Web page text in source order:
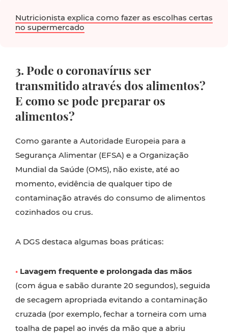
Nutricionista explica como fazer as escolhas certas
no supermercado
3. Pode o coronavírus ser
transmitido através dos alimentos?
E como se pode preparar os
alimentos?
Como garante a Autoridade Europeia para a
Segurança Alimentar (EFSA) e a Organização
Mundial da Saúde (OMS), não existe, até ao
momento, evidência de qualquer tipo de
contaminação através do consumo de alimentos
cozinhados ou crus.
A DGS destaca algumas boas práticas:
• Lavagem frequente e prolongada das mãos
(com água e sabão durante 20 segundos), seguida
de secagem apropriada evitando a contaminação
cruzada (por exemplo, fechar a torneira com uma
toalha de papel ao invés da mão que a abriu